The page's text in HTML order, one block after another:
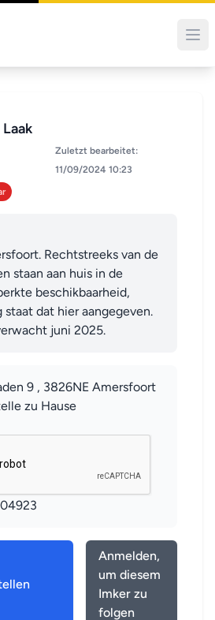
Zuletzt bearbeitet:
11/09/2024 10:23
Rechtstreeks van de
staan aan huis in de
beschikbaarheid,
staat dat hier aangegeven.
juni 2025.
9 , 3826NE Amersfoort
zu Hause
Anmelden,
um diesem
Imker zu
folgen